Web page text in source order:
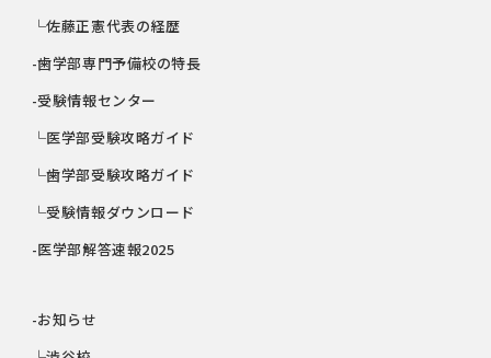
└佐藤正憲代表の経歴
-歯学部専門予備校の特長
-受験情報センター
└医学部受験攻略ガイド
└歯学部受験攻略ガイド
└受験情報ダウンロード
-医学部解答速報2025
-お知らせ